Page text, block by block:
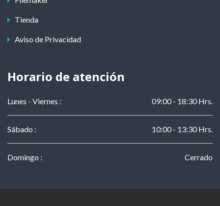
Tienda
Aviso de Privacidad
Horario de atención
Lunes - Viernes : 09:00 - 18:30 Hrs.
Sábado : 10:00 - 13:30 Hrs.
Domingo : Cerrado